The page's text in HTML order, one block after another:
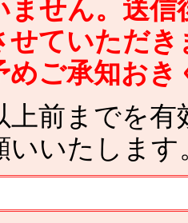
ません。送
せていただ
めご承知おき
上前までを
いいたします